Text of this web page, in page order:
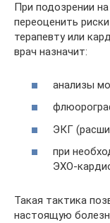
При подозрении
переоценить
терапевту или
врач назначит:
анализы
ЭКГ
при
ЭХО-
Такая тактика
настоящую